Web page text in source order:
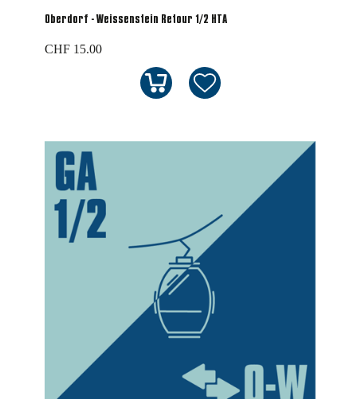
Oberdorf - Weissenstein Retour 1/2 HTA
CHF 15.00